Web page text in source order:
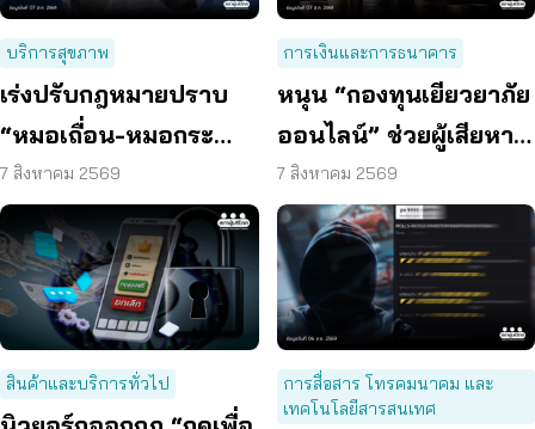
บริการสุขภาพ
เร่งปรับกฎหมายปราบ
“หมอเถื่อน-หมอกระ
เป๋า” ผ่า-ฉีด-จ่ายยา ไม่มี
ความรู้
7 สิงหาคม 2569
การเงินและการธนาคาร
หนุน “กองทุนเยียวยาภัย
ออนไลน์” ช่วยผู้เสียหาย
ตั้งหลักได้ รวดเร็ว ทัน
ท่วงที
7 สิงหาคม 2569
สินค้าและบริการทั่วไป
การสื่อสาร โทรคมนาคม และ
เทคโนโลยีสารสนเทศ